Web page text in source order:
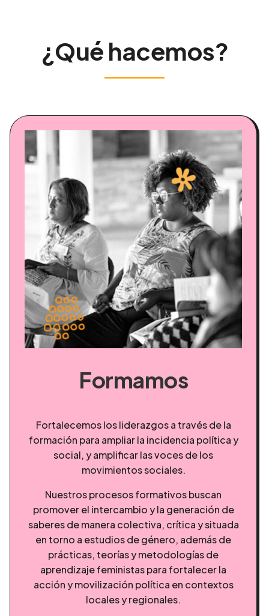
¿Qué hacemos?
Formamos
Fortalecemos los liderazgos a través de la
formación para ampliar la incidencia política y
social, y amplificar las voces de los
movimientos sociales.
Nuestros procesos formativos buscan
promover el intercambio y la generación de
saberes de manera colectiva, crítica y situada
en torno a estudios de género, además de
prácticas, teorías y metodologías de
aprendizaje feministas para fortalecer la
acción y movilización política en contextos
locales y regionales.